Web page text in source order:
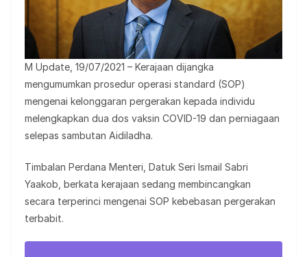
M Update, 19/07/2021 – Kerajaan dijangka
mengumumkan prosedur operasi standard (SOP)
mengenai kelonggaran pergerakan kepada individu
melengkapkan dua dos vaksin COVID-19 dan perniagaan
selepas sambutan Aidiladha.
Timbalan Perdana Menteri, Datuk Seri Ismail Sabri
Yaakob, berkata kerajaan sedang membincangkan
secara terperinci mengenai SOP kebebasan pergerakan
terbabit.